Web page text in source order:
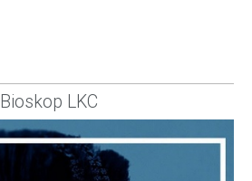
Bioskop LKC